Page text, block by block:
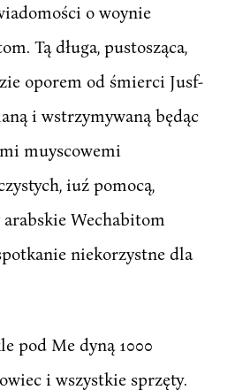
o woynie
Tą długa, pustosząca,
oporem od śmierci Jusf-
i wstrzymywaną będąc
muyscowemi
iuź pomocą,
Wechabitom
niekorzystne dla
pod Me dyną 1000
i wszystkie sprzęty.